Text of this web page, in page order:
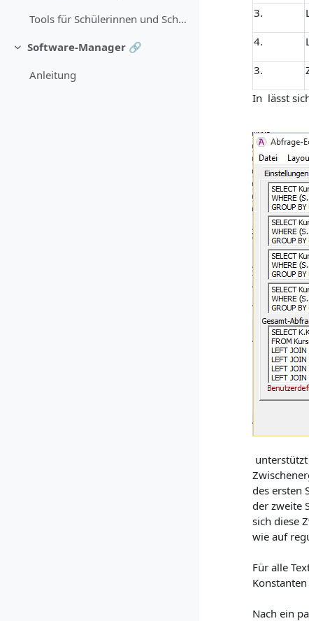
Tools für Schülerinnen und Schüler
Einklappen
Software-Manager 🔗
Anleitung
3.
4.
3.
In lässt
des ersten
der zweite
sich diese
wie auf
Für alle
Nach ein